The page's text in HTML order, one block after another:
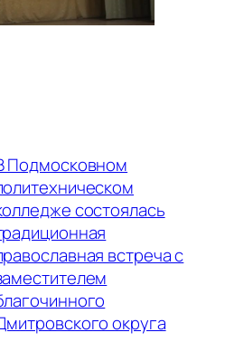
Подмосковном
состоялась
встреча с
округа